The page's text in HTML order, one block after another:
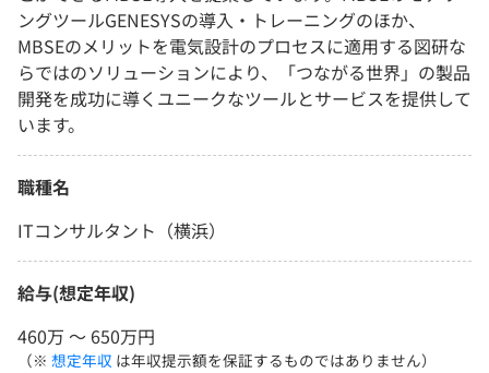
ングツールGENESYSの導入・トレーニングのほか、
MBSEのメリットを電気設計のプロセスに適用する図研な
らではのソリューションにより、「つながる世界」の製品
開発を成功に導くユニークなツールとサービスを提供して
います。
職種名
ITコンサルタント（横浜）
給与(想定年収)
460万 〜 650万円
（※ 想定年収 は年収提示額を保証するものではありません）